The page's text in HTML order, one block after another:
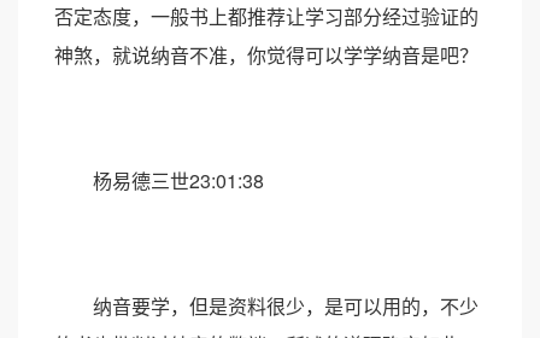
否定态度，一般书上都推荐让学习部分经过验证的
神煞，就说纳音不准，你觉得可以学学纳音是吧？
杨易德三世23:01:38
纳音要学，但是资料很少，是可以用的，不少